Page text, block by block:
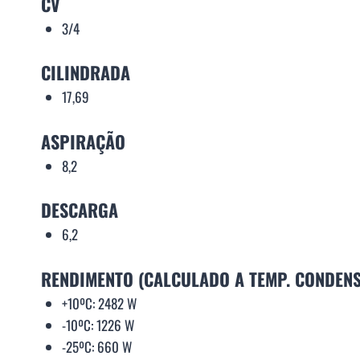
3/4
CILINDRADA
17,69
ASPIRAÇÃO
8,2
DESCARGA
6,2
RENDIMENTO (CALCULADO A TEMP.
+10ºC: 2482 W
-10ºC: 1226 W
-25ºC: 660 W